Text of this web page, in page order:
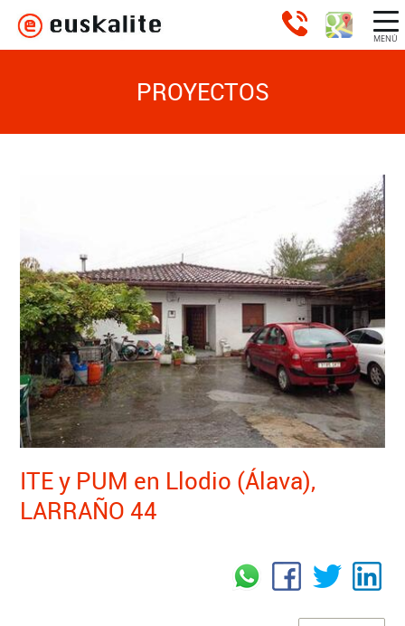
MENÚ
PROYECTOS
ITE y PUM en Llodio (Álava),
LARRAÑO 44